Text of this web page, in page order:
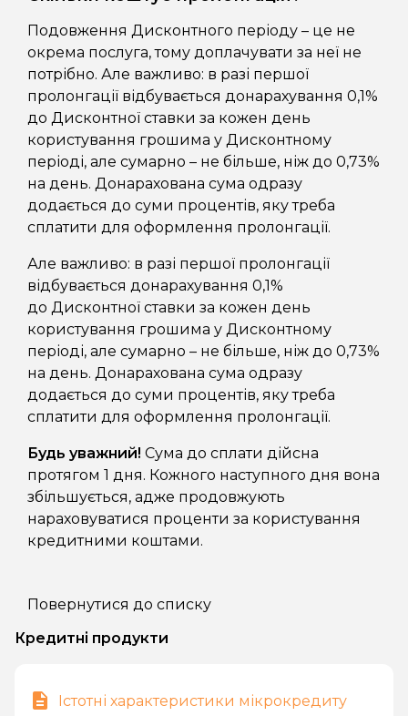
Подовження Дисконтного періоду – це не
окрема послуга, тому доплачувати за неї не
потрібно. Але важливо: в разі першої
пролонгації відбувається донарахування 0,1%
до Дисконтної ставки за кожен день
користування грошима у Дисконтному
періоді, але сумарно – не більше, ніж до 0,73%
на день. Донарахована сума одразу
додається до суми процентів, яку треба
сплатити для оформлення пролонгації.
Але важливо: в разі першої пролонгації
відбувається донарахування 0,1%
до Дисконтної ставки за кожен день
користування грошима у Дисконтному
періоді, але сумарно – не більше, ніж до 0,73%
на день. Донарахована сума одразу
додається до суми процентів, яку треба
сплатити для оформлення пролонгації.
Будь уважний! Сума до сплати дійсна
протягом 1 дня. Кожного наступного дня вона
збільшується, адже продовжують
нараховуватися проценти за користування
кредитними коштами.
Повернутися до списку
Кредитні продукти
Істотні характеристики мікрокредиту